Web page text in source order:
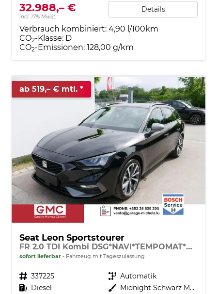
32.988,– €
incl. 17% MwSt.
Details
Verbrauch kombiniert: 4,90 l/100km
CO2-Klasse: D
CO2-Emissionen: 128,00 g/km
ab 519,– € mtl.
Seat Leon Sportstourer
FR 2.0 TDI Kombi DSG*NAVI*TEMPOMAT*KAMERA*KEYLESS-GO*VIRTUAL COCKPIT*
sofort lieferbar Fahrzeug mit Tageszulassung
Fahrzeugnr. 337225 Getriebe Automatik
Kraftstoff Diesel Außenfarbe
Midnight Schwarz Metallic